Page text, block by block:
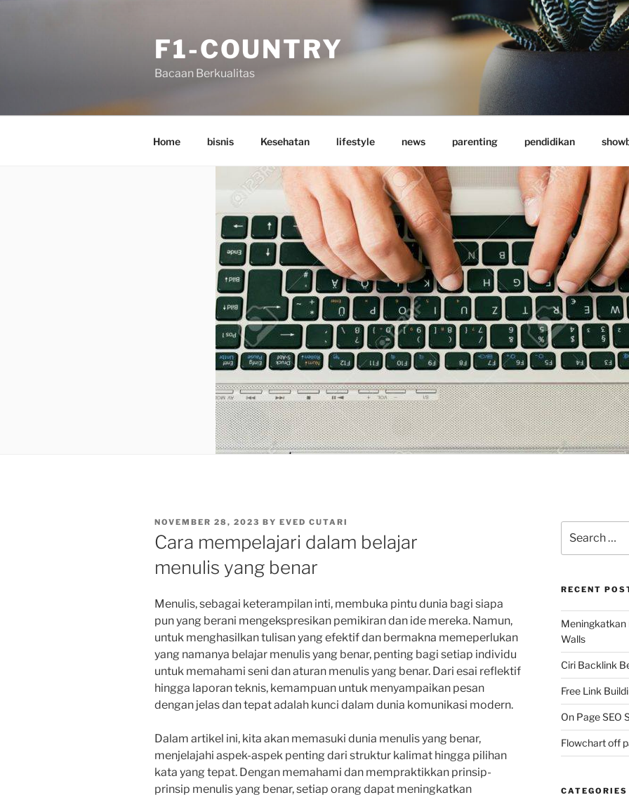
F1-COUNTRY
Bacaan Berkualitas
Home bisnis Kesehatan lifestyle news parenting pendidikan
POSTED
ON
NOVEMBER 28, 2023 BY EVED CUTARI
Cara mempelajari dalam belajar
menulis yang benar
Menulis, sebagai keterampilan inti, membuka pintu dunia bagi siapa
pun yang berani mengekspresikan pemikiran dan ide mereka. Namun,
untuk menghasilkan tulisan yang efektif dan bermakna memeperlukan
yang namanya belajar menulis yang benar, penting bagi setiap individu
untuk memahami seni dan aturan menulis yang benar. Dari esai reflektif
hingga laporan teknis, kemampuan untuk menyampaikan pesan
dengan jelas dan tepat adalah kunci dalam dunia komunikasi modern.
Dalam artikel ini, kita akan memasuki dunia menulis yang benar,
menjelajahi aspek-aspek penting dari struktur kalimat hingga pilihan
kata yang tepat. Dengan memahami dan mempraktikkan prinsip-
prinsip menulis yang benar, setiap orang dapat meningkatkan
for:
RECENT
Meningkatkan
Walls
Ciri Backlink
Free Link
On Page SEO
Flowchart off
CATEGORIES